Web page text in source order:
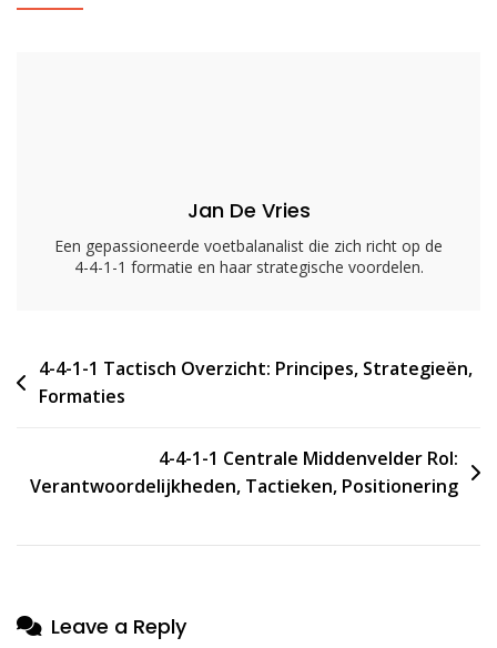
Jan De Vries
Een gepassioneerde voetbalanalist die zich richt op de
4-4-1-1 formatie en haar strategische voordelen.
Post
navigation
4-4-1-1 Tactisch Overzicht: Principes, Strategieën,
Formaties
4-4-1-1 Centrale Middenvelder Rol:
Verantwoordelijkheden, Tactieken, Positionering
Leave a Reply